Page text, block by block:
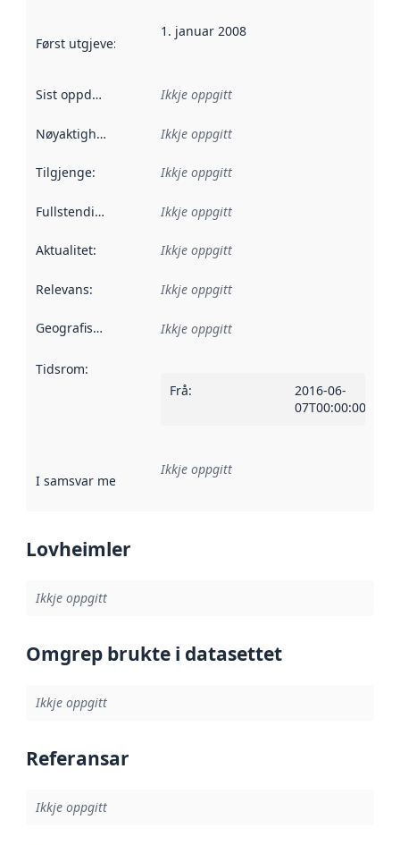
Først utgjeve: Denne datoen seier når dataa i dette
1. januar 2008
Sist oppdatert Ikkje oppgitt
Nøyaktigheit Ikkje oppgitt
Tilgjenge: Ikkje oppgitt
Fullstendigheit Ikkje oppgitt
Aktualitet: Ikkje oppgitt
Relevans: Ikkje oppgitt
Geografisk område Ikkje oppgitt
Tidsrom:
Frå:
2016-06-
07T00:00:00Z
I samsvar med Referanse til ei implementeringsregel eller
Ikkje oppgitt
Lovheimler
Ikkje oppgitt
Omgrep brukte i datasettet
Ikkje oppgitt
Referansar
Ikkje oppgitt